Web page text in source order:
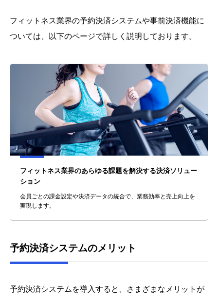
フィットネス業界の予約決済システムや事前決済機能に
ついては、以下のページで詳しく説明しております。
フィットネス業界のあらゆる課題を解決する決済ソリュー
ション
会員ごとの課金設定や決済データの統合で、業務効率と売上向上を
実現します。
予約決済システムのメリット
予約決済システムを導入すると、さまざまなメリットが